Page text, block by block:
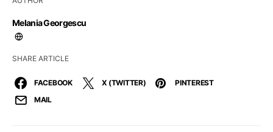
Melania Georgescu
SHARE ARTICLE
FACEBOOK X (TWITTER)
PINTEREST
MAIL